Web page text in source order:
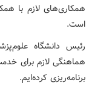
همکاری‌های لازم با
است.
رئیس دانشگاه
هماهنگی لازم برای
برنامه‌ریزی کرده‌ایم.